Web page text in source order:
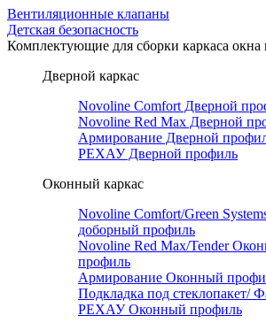
Вентиляционные клапаны
Детская безопасность
Комплектующие для сборки каркаса
Дверной каркас
Novoline Comfort Дверной
Novoline Red Мax Дверной
Армирование Дверной
РЕХАУ Дверной профиль
Оконный каркас
Novoline Comfort/Green
доборный профиль
Novoline Red Max/Tender
профиль
Армирование Оконный
Подкладка под стеклопакет/
РЕХАУ Оконный профиль